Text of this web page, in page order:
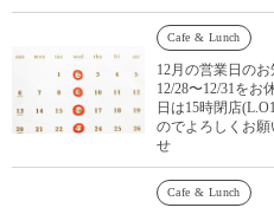
Cafe & Lunch
12月の営業日のお
12/28〜12/31をお
日は15時閉店
のでよろしくお願
せ
Cafe & Lunch